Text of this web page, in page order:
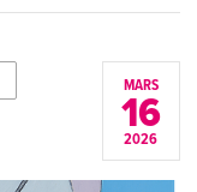
MARS
16
2026